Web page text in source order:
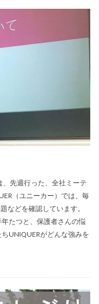
、先週行った、全社ミーテ
（ユニーカー）では、毎
などを確認しています。
たつと、保護者さんの悩
UNIQUERがどんな強みを